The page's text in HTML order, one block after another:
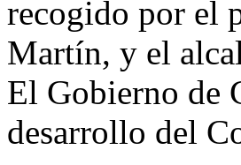
recogido por el
Martín, y el
El Gobierno de
desarrollo del